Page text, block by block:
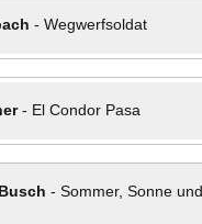
- Wegwerfsoldat
- El Condor Pasa
- Sommer, Sonne und